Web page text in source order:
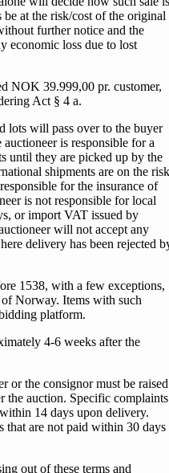
at the risk/cost of the original
further notice and the
economic loss due to lost
NOK 39.999,00 pr. customer,
Act § 4 a.
lots will pass over to the buyer
is responsible for a
until they are picked up by the
shipments are on the risk
for the insurance of
is not responsible for local
or import VAT issued by
will not accept any
delivery has been rejected
1538, with a few exceptions,
Norway. Items with such
platform.
4-6 weeks after the
or the consignor must be raised
auction. Specific complaints
14 days upon delivery.
that are not paid within 30 days
out of these terms and